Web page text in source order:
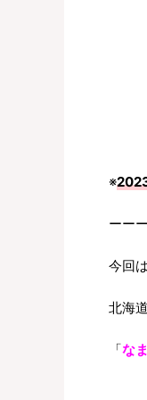
※
ーー
今回
北海
「な